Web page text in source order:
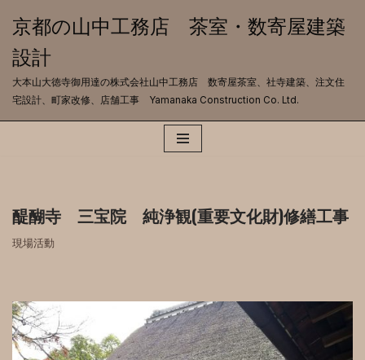
ン
テ
ン
京都の山中工務店 茶室・数寄屋建築
設計
大本山大徳寺御用達の株式会社山中工務店 数寄屋茶室、社寺建築、注文住
宅設計、町家改修、店舗工事 Yamanaka Construction Co. Ltd.
醍醐寺 三宝院 純浄観(重要文化財)修繕工事
現場活動